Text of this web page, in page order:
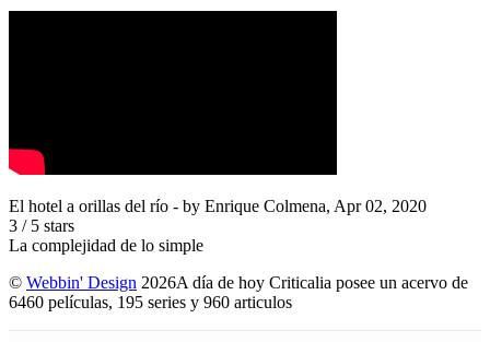
El hotel a orillas del río - by Enrique Colmena, Apr 02, 2020
3 / 5 stars
La complejidad de lo simple
© Webbin' Design 2026A día de hoy Criticalia posee un acervo de
6460 películas, 195 series y 960 articulos